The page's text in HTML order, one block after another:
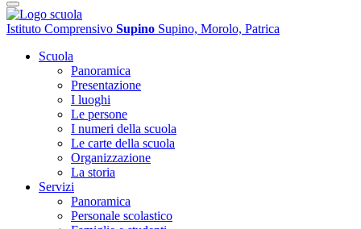
Istituto Comprensivo Supino Supino, Morolo, Patrica
Scuola
Panoramica
Presentazione
I luoghi
Le persone
I numeri della scuola
Le carte della scuola
Organizzazione
La storia
Servizi
Panoramica
Personale scolastico